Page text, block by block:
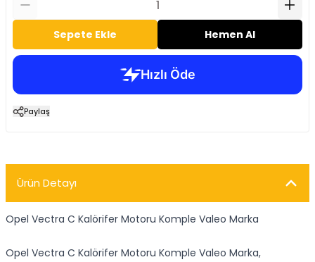
Sepete Ekle Hemen Al
Paylaş
Ürün Detayı
Opel Vectra C Kalörifer Motoru Komple Valeo Marka
Opel Vectra C Kalörifer Motoru Komple Valeo Marka,